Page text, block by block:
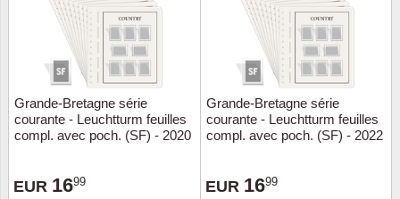
Grande-Bretagne série
courante - Leuchtturm feuilles
compl. avec poch. (SF) - 2020
EUR 1699
Grande-Bretagne série
courante - Leuchtturm feuilles
compl. avec poch. (SF) - 2022
EUR 1699
Année
Etats-